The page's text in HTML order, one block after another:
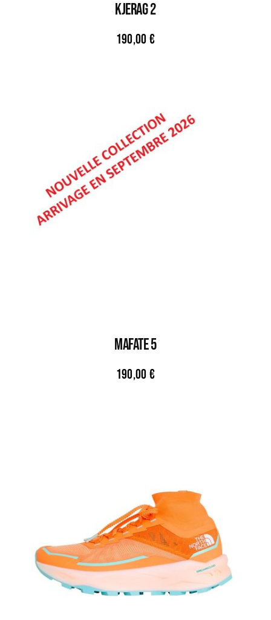
KJERAG 2
190,00 €
MAFATE 5
190,00 €